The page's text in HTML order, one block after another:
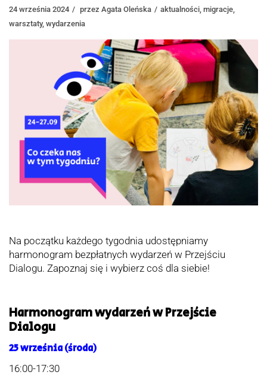
24 września 2024 przez Agata Oleńska aktualności migracje
warsztaty, wydarzenia
Na początku każdego tygodnia udostępniamy
harmonogram bezpłatnych wydarzeń w Przejściu
Dialogu. Zapoznaj się i wybierz coś dla siebie!
Harmonogram wydarzeń w Przejście
Dialogu
25 września (środa)
16:00-17:30